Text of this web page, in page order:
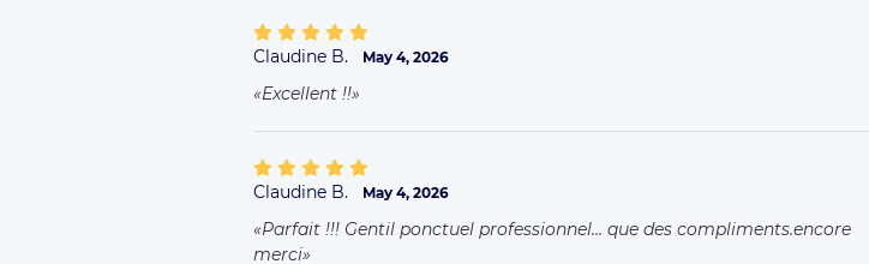
Claudine B. May 4, 2026
Excellent !!
Claudine B. May 4, 2026
Parfait !!! Gentil ponctuel professionnel… que des compliments.encore
merci